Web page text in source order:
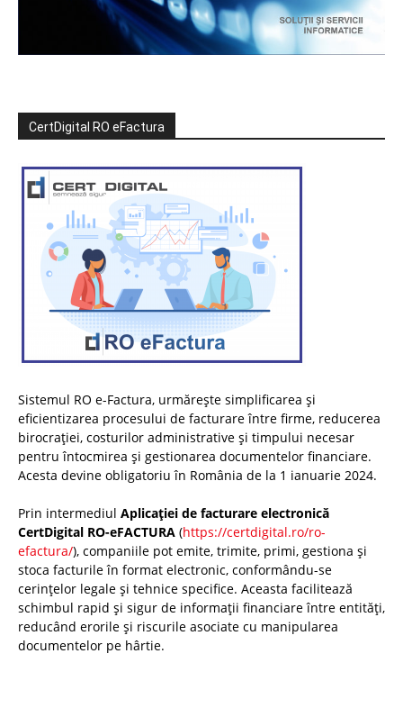
CertDigital RO eFactura
Sistemul RO e-Factura, urmărește simplificarea și
eficientizarea procesului de facturare între firme, reducerea
birocrației, costurilor administrative și timpului necesar
pentru întocmirea și gestionarea documentelor financiare.
Acesta devine obligatoriu în România de la 1 ianuarie 2024.
Prin intermediul Aplicației de facturare electronică
CertDigital RO-eFACTURA (https://certdigital.ro/ro-
efactura/), companiile pot emite, trimite, primi, gestiona și
stoca facturile în format electronic, conformându-se
cerințelor legale și tehnice specifice. Aceasta facilitează
schimbul rapid și sigur de informații financiare între entități,
reducând erorile și riscurile asociate cu manipularea
documentelor pe hârtie.